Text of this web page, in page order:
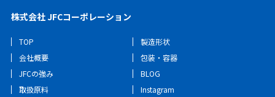
株式会社 JFCコーポレーション
TOP
会社概要
JFCの強み
取扱原料
製造形状
包装・容器
BLOG
Instagram